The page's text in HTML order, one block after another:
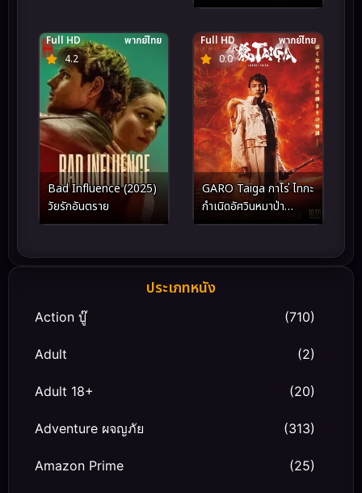
4.2
Full HD พากย์ไทย
Bad Influence (2025)
วัยรักอันตราย
0.0
Full HD พากย์ไทย
GARO Taiga กาโร่ ไทกะ
กำเนิดอัศวินหมาป่า
ทองคำ (2025)
ประเภทหนัง
Action บู๊ (710)
Adult (2)
Adult 18+ (20)
Adventure ผจญภัย (313)
Amazon Prime (25)